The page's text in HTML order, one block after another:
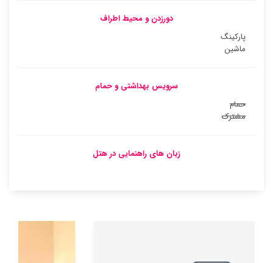
دورزدن و محیط اطراف
پارکینگ
ماشین
سرویس بهداشتی و حمام
حمام
مشترک
زبان های راهنمایی در هتل